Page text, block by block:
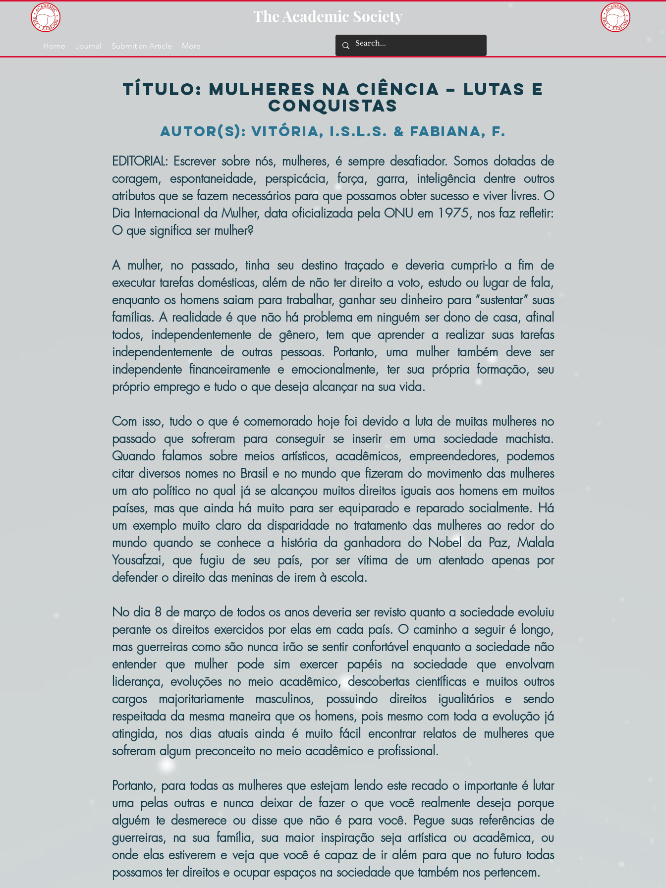
The Academic Society
Home Journal Submit an Article More
TÍTULO: Mulheres na ciência – Lutas e
Conquistas
Autor(s): Vitória, I.S.L.S. & Fabiana, F.
EDITORIAL: Escrever sobre nós, mulheres, é sempre desafiador. Somos dotadas de
coragem, espontaneidade, perspicácia, força, garra, inteligência dentre outros
atributos que se fazem necessários para que possamos obter sucesso e viver livres. O
Dia Internacional da Mulher, data oficializada pela ONU em 1975, nos faz refletir:
O que significa ser mulher?
A mulher, no passado, tinha seu destino traçado e deveria cumpri-lo a fim de
executar tarefas domésticas, além de não ter direito a voto, estudo ou lugar de fala,
enquanto os homens saiam para trabalhar, ganhar seu dinheiro para “sustentar” suas
famílias. A realidade é que não há problema em ninguém ser dono de casa, afinal
todos, independentemente de gênero, tem que aprender a realizar suas tarefas
independentemente de outras pessoas. Portanto, uma mulher também deve ser
independente financeiramente e emocionalmente, ter sua própria formação, seu
próprio emprego e tudo o que deseja alcançar na sua vida.
Com isso, tudo o que é comemorado hoje foi devido a luta de muitas mulheres no
passado que sofreram para conseguir se inserir em uma sociedade machista.
Quando falamos sobre meios artísticos, acadêmicos, empreendedores, podemos
citar diversos nomes no Brasil e no mundo que fizeram do movimento das mulheres
um ato político no qual já se alcançou muitos direitos iguais aos homens em muitos
países, mas que ainda há muito para ser equiparado e reparado socialmente. Há
um exemplo muito claro da disparidade no tratamento das mulheres ao redor do
mundo quando se conhece a história da ganhadora do Nobel da Paz, Malala
Yousafzai, que fugiu de seu país, por ser vítima de um atentado apenas por
defender o direito das meninas de irem à escola.
No dia 8 de março de todos os anos deveria ser revisto quanto a sociedade evoluiu
perante os direitos exercidos por elas em cada país. O caminho a seguir é longo,
mas guerreiras como são nunca irão se sentir confortável enquanto a sociedade não
entender que mulher pode sim exercer papéis na sociedade que envolvam
liderança, evoluções no meio acadêmico, descobertas científicas e muitos outros
cargos majoritariamente masculinos, possuindo direitos igualitários e sendo
respeitada da mesma maneira que os homens, pois mesmo com toda a evolução já
atingida, nos dias atuais ainda é muito fácil encontrar relatos de mulheres que
sofreram algum preconceito no meio acadêmico e profissional.
Portanto, para todas as mulheres que estejam lendo este recado o importante é lutar
uma pelas outras e nunca deixar de fazer o que você realmente deseja porque
alguém te desmerece ou disse que não é para você. Pegue suas referências de
guerreiras, na sua família, sua maior inspiração seja artística ou acadêmica, ou
onde elas estiverem e veja que você é capaz de ir além para que no futuro todas
possamos ter direitos e ocupar espaços na sociedade que também nos pertencem.